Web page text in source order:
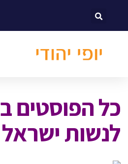
כל הפוסטים ב
לנשות ישראל